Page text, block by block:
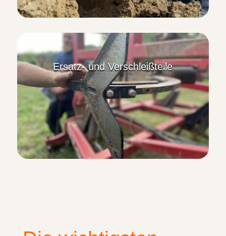
Ersatz- und Verschleißteile